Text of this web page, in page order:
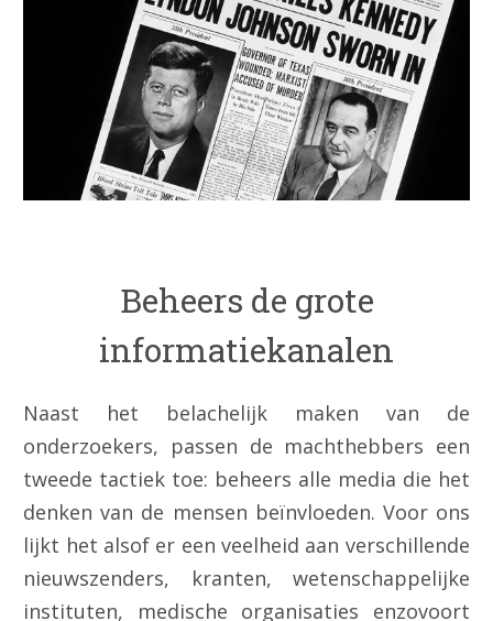
Beheers de grote
informatiekanalen
Naast het belachelijk maken van de
onderzoekers, passen de machthebbers een
tweede tactiek toe: beheers alle media die het
denken van de mensen beïnvloeden. Voor ons
lijkt het alsof er een veelheid aan verschillende
nieuwszenders, kranten, wetenschappelijke
instituten, medische organisaties enzovoort